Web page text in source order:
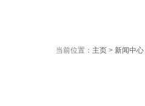
当前位置： 主页 > 新闻中心